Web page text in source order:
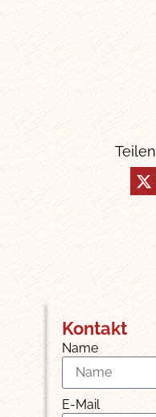
Kontakt
Name
E-Mail